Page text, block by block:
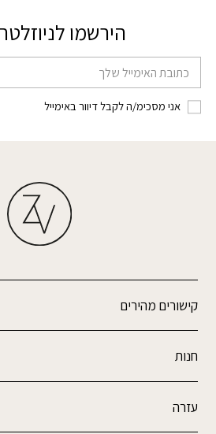
הירשמו
דוא׳׳ל
אני מסכימ/ה לקבל דיוור באימייל
קישורים מהירים
חנות
עזרה